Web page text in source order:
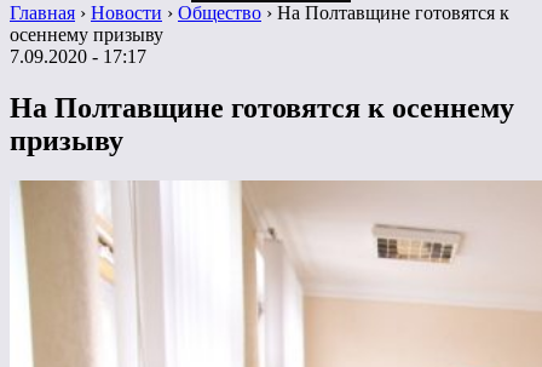
Главная › Новости › Общество › На Полтавщине готовятся к
осеннему призыву
7.09.2020 - 17:17
На Полтавщине готовятся к осеннему
призыву